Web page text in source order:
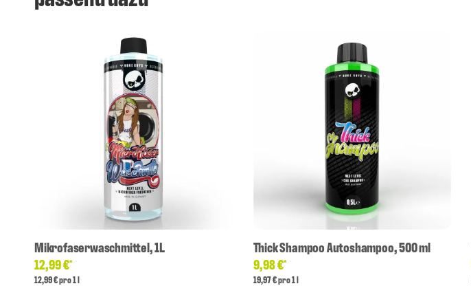
Mikrofaserwaschmittel, 1L
12,99 €*
12,99 € pro 1 l
Thick Shampoo Autoshampoo, 500 ml
9,98 €*
19,97 € pro 1 l